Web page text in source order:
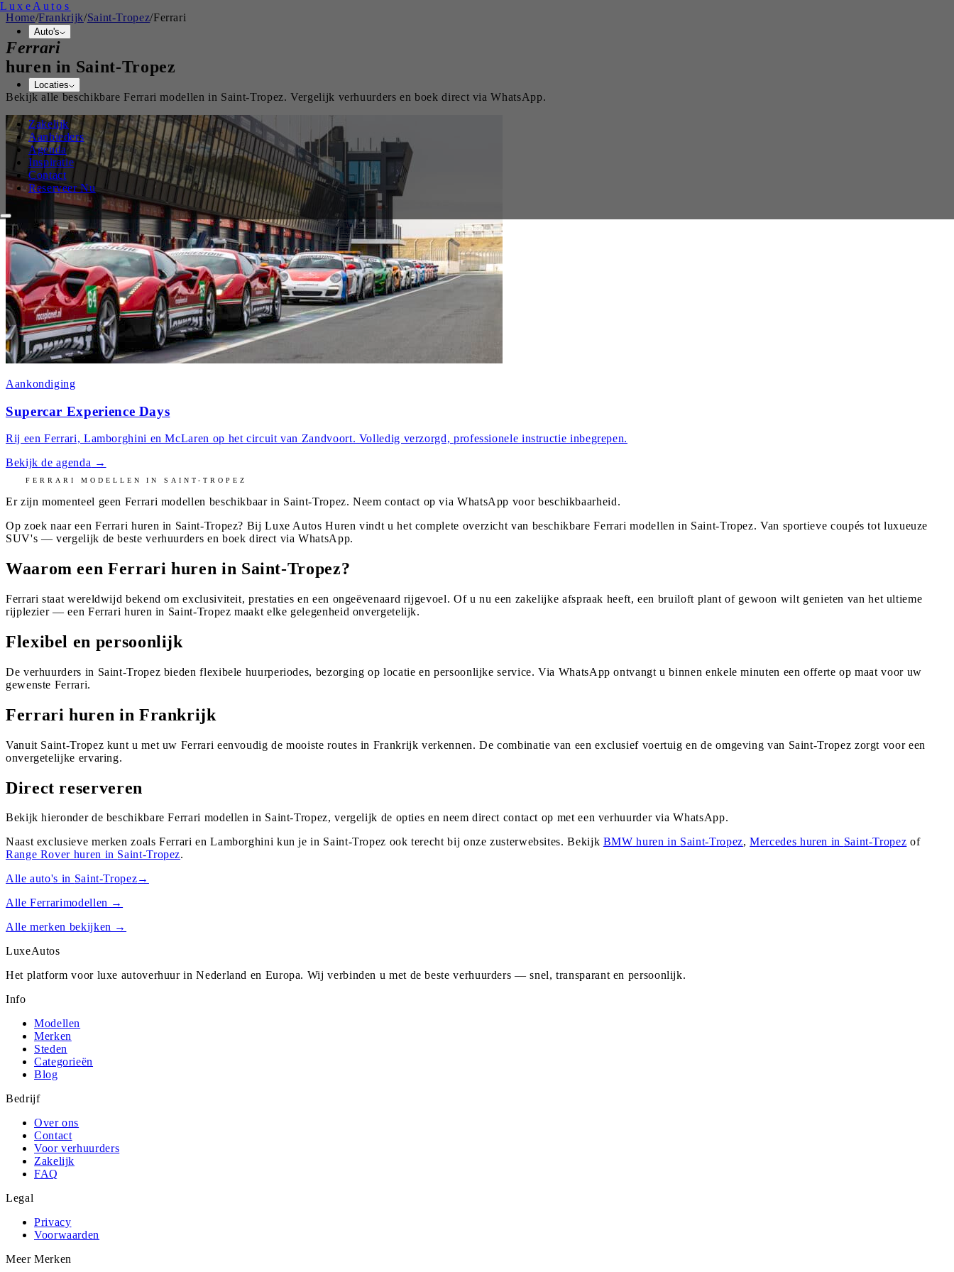
Luxe Autos
Auto's
Locaties
Zakelijk
Aanbieders
Agenda
Inspiratie
Contact
Reserveer Nu
Home/Frankrijk/Saint-Tropez/Ferrari
Ferrari
huren in Saint-Tropez
Bekijk alle beschikbareFerrari modellen in Saint-Tropez. Vergelijk verhuurders en boek direct via WhatsApp.
Aankondiging
Supercar Experience Days
Rij een Ferrari, Lamborghini en McLaren op het circuit van Zandvoort. Volledig verzorgd, professionele instructie inbegrepen.
Bekijk de agenda →
FERRARI MODELLEN INSAINT-TROPEZ
Er zijn momenteel geen Ferrari modellen beschikbaar in Saint-Tropez. Neem contact op via WhatsApp voor beschikbaarheid.
Op zoek naar een Ferrari huren in Saint-Tropez? Bij Luxe Autos Huren vindt u het complete overzicht van beschikbare Ferrari modellen in Saint-Tropez. Van sportieve coupés tot luxueuze
SUV's — vergelijk de beste verhuurders en boek direct via WhatsApp.
Waarom een Ferrari huren in Saint-Tropez?
Ferrari staat wereldwijd bekend om exclusiviteit, prestaties en een ongeëvenaard rijgevoel. Of u nu een zakelijke afspraak heeft, een bruiloft plant of gewoon wilt genieten van het ultieme
rijplezier — een Ferrari huren in Saint-Tropez maakt elke gelegenheid onvergetelijk.
Flexibel en persoonlijk
De verhuurders in Saint-Tropez bieden flexibele huurperiodes, bezorging op locatie en persoonlijke service. Via WhatsApp ontvangt u binnen enkele minuten een offerte op maat voor uw
gewenste Ferrari.
Ferrari huren in Frankrijk
Vanuit Saint-Tropez kunt u met uw Ferrari eenvoudig de mooiste routes in Frankrijk verkennen. De combinatie van een exclusief voertuig en de omgeving van Saint-Tropez zorgt voor een
onvergetelijke ervaring.
Direct reserveren
Bekijk hieronder de beschikbare Ferrari modellen in Saint-Tropez, vergelijk de opties en neem direct contact op met een verhuurder via WhatsApp.
Naast exclusieve merken zoals Ferrari en Lamborghini kun je in Saint-Tropez ook terecht bij onze zusterwebsites. Bekijk BMW huren in Saint-Tropez,Mercedes huren in Saint-Tropez of
Range Rover huren in Saint-Tropez.
Alle auto's in Saint-Tropez→
AlleFerrarimodellen →
Alle merken bekijken →
LuxeAutos
Het platform voor luxe autoverhuur in Nederland en Europa. Wij verbinden u met de beste verhuurders — snel, transparant en persoonlijk.
Info
Modellen
Merken
Steden
Categorieën
Blog
Bedrijf
Over ons
Contact
Voor verhuurders
Zakelijk
FAQ
Legal
Privacy
Voorwaarden
Meer Merken